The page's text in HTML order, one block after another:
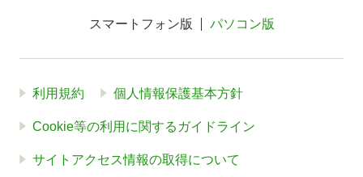
スマートフォン版 パソコン版
利用規約 個人情報保護基本方針
Cookie等の利用に関するガイドライン
サイトアクセス情報の取得について